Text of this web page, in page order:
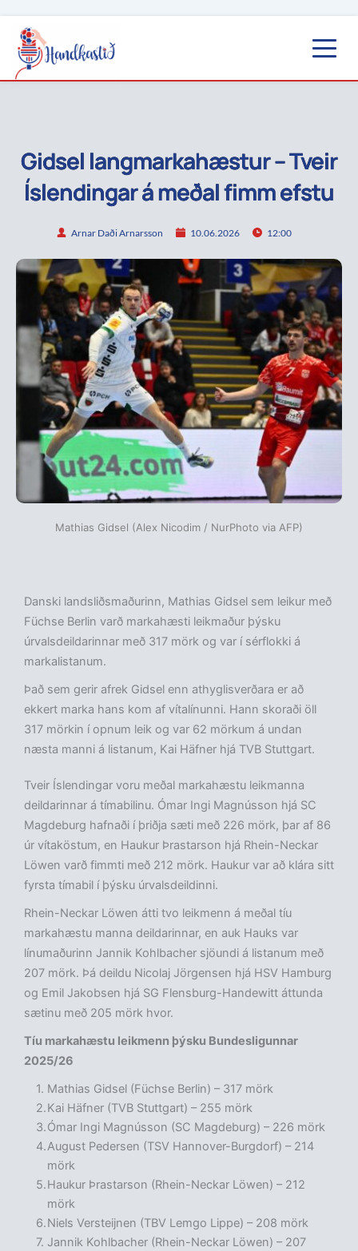
Gidsel langmarkahæstur – Tveir
Íslendingar á meðal fimm efstu
Arnar Daði Arnarsson 10.06.2026 12:00
Mathias Gidsel (Alex Nicodim / NurPhoto via AFP)
Danski landsliðsmaðurinn, Mathias Gidsel sem leikur með
Füchse Berlin varð markahæsti leikmaður þýsku
úrvalsdeildarinnar með 317 mörk og var í sérflokki á
markalistanum.
Það sem gerir afrek Gidsel enn athyglisverðara er að
ekkert marka hans kom af vítalínunni. Hann skoraði öll
317 mörkin í opnum leik og var 62 mörkum á undan
næsta manni á listanum, Kai Häfner hjá TVB Stuttgart.
Tveir Íslendingar voru meðal markahæstu leikmanna
deildarinnar á tímabilinu. Ómar Ingi Magnússon hjá SC
Magdeburg hafnaði í þriðja sæti með 226 mörk, þar af 86
úr vítaköstum, en Haukur Þrastarson hjá Rhein-Neckar
Löwen varð fimmti með 212 mörk. Haukur var að klára sitt
fyrsta tímabil í þýsku úrvalsdeildinni.
Rhein-Neckar Löwen átti tvo leikmenn á meðal tíu
markahæstu manna deildarinnar, en auk Hauks var
línumaðurinn Jannik Kohlbacher sjöundi á listanum með
207 mörk. Þá deildu Nicolaj Jörgensen hjá HSV Hamburg
og Emil Jakobsen hjá SG Flensburg-Handewitt áttunda
sætinu með 205 mörk hvor.
Tíu markahæstu leikmenn þýsku Bundesligunnar
2025/26
Mathias Gidsel (Füchse Berlin) – 317 mörk
Kai Häfner (TVB Stuttgart) – 255 mörk
Ómar Ingi Magnússon (SC Magdeburg) – 226 mörk
August Pedersen (TSV Hannover-Burgdorf) – 214
mörk
Haukur Þrastarson (Rhein-Neckar Löwen) – 212
mörk
Niels Versteijnen (TBV Lemgo Lippe) – 208 mörk
Jannik Kohlbacher (Rhein-Neckar Löwen) – 207